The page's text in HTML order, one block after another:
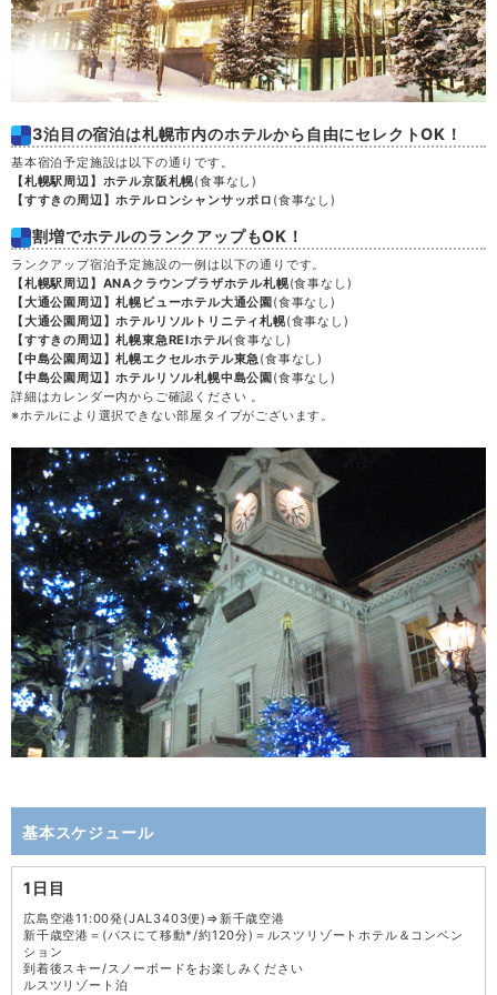
3泊目の宿泊は札幌市内のホテルから自由にセレクトOK！
基本宿泊予定施設は以下の通りです。
【札幌駅周辺】ホテル京阪札幌(食事なし)
【すすきの周辺】ホテルロンシャンサッポロ (食事なし)
割増でホテルのランクアップもOK！
ランクアップ宿泊予定施設の一例は以下の通りです。
【札幌駅周辺】ANAクラウンプラザホテル札幌(食事なし)
【大通公園周辺】札幌ビューホテル大通公園 (食事なし)
【大通公園周辺】ホテルリソルトリニティ札幌(食事なし)
【すすきの周辺】札幌東急REIホテル(食事なし)
【中島公園周辺】札幌エクセルホテル東急(食事なし)
【中島公園周辺】ホテルリソル札幌中島公園 (食事なし)
詳細はカレンダー内からご確認ください 。
※ホテルにより選択できない部屋タイプがございます。
基本スケジュール
1日目
広島空港11:00発(JAL3403便)⇒新千歳空港
新千歳空港＝(バスにて移動*/約120分)＝ルスツリゾートホテル＆コンベン
ション
到着後スキー/スノーボードをお楽しみください
ルスツリゾート泊